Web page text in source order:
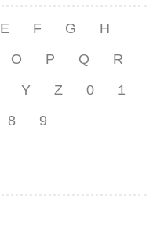
E F G
H
O P Q
R
Y Z 0
1
8 9